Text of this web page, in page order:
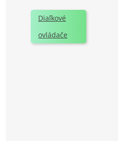
Diaľkové
ovládače